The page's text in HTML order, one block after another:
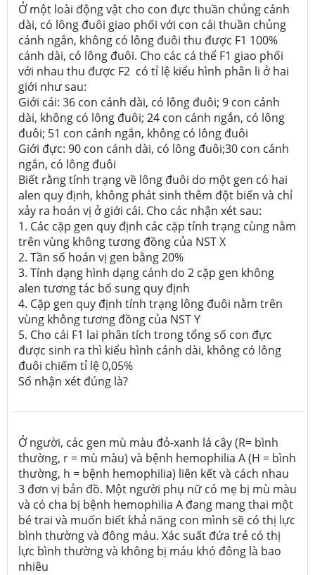
Ở một loài động vật cho con đực thuần chủng cánh
dài, có lông đuôi giao phối với con cái thuần chủng
cánh ngắn, không có lông đuôi thu được F1 100%
cánh dài, có lông đuôi. Cho các cá thể F1 giao phối
với nhau thu được F2 có tỉ lệ kiểu hình phân li ở hai
giới như sau:
Giới cái: 36 con cánh dài, có lông đuôi; 9 con cánh
dài, không có lông đuôi; 24 con cánh ngắn, có lông
đuôi; 51 con cánh ngắn, không có lông đuôi
Giới đực: 90 con cánh dài, có lông đuôi;30 con cánh
ngắn, có lông đuôi
Biết rằng tính trạng về lông đuôi do một gen có hai
alen quy định, không phát sinh thêm đột biến và chỉ
xảy ra hoán vị ở giới cái. Cho các nhận xét sau:
1. Các cặp gen quy định các cặp tính trạng cùng nằm
trên vùng không tương đồng của NST X
2. Tần số hoán vị gen bằng 20%
3. Tính dạng hình dạng cánh do 2 cặp gen không
alen tương tác bổ sung quy định
4. Cặp gen quy định tính trạng lông đuôi nằm trên
vùng không tương đồng của NST Y
5. Cho cái F1 lai phân tích trong tổng số con đực
được sinh ra thì kiểu hình cánh dài, không có lông
đuôi chiếm tỉ lệ 0,05%
Số nhận xét đúng là?
Ở người, các gen mù màu đỏ-xanh lá cây (R= bình
thường, r = mù màu) và bệnh hemophilia A (H = bình
thường, h = bệnh hemophilia) liên kết và cách nhau
3 đơn vị bản đồ. Một người phụ nữ có mẹ bị mù màu
và có cha bị bệnh hemophilia A đang mang thai một
bé trai và muốn biết khả năng con mình sẽ có thị lực
bình thường và đông máu. Xác suất đứa trẻ có thị
lực bình thường và không bị máu khó đông là bao
nhiêu